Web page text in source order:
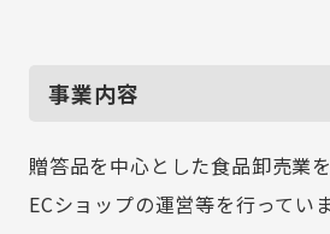
事業内容
贈答品を中心とした食品卸売業
ECショップの運営等を行っていま